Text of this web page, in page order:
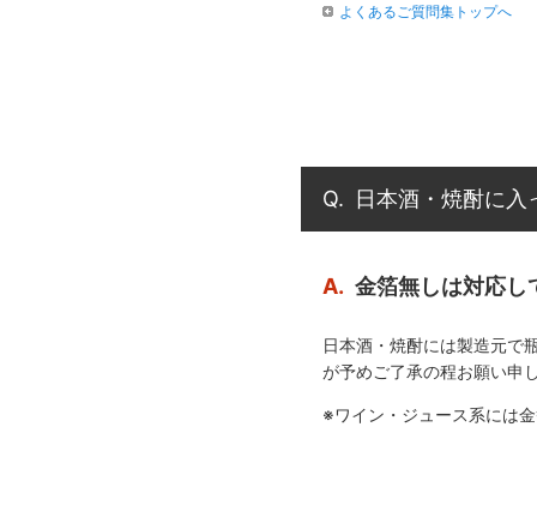
よくあるご質問集トップへ
Q. 日本酒・焼酎に
A. 金箔無しは対応し
日本酒・焼酎には製造元で
が予めご了承の程お願い申
※ワイン・ジュース系には